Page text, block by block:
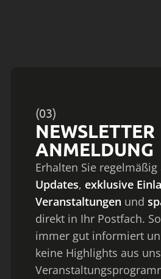
(03)
NEWSLETTER
ANMELDUNG
Erhalten Sie regelmäßig
Updates, exklusive
Veranstaltungen und
direkt in Ihr Postfach.
immer gut informiert
keine Highlights aus